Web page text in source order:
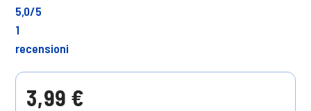
5,0/5
1
recensioni
3,99 €